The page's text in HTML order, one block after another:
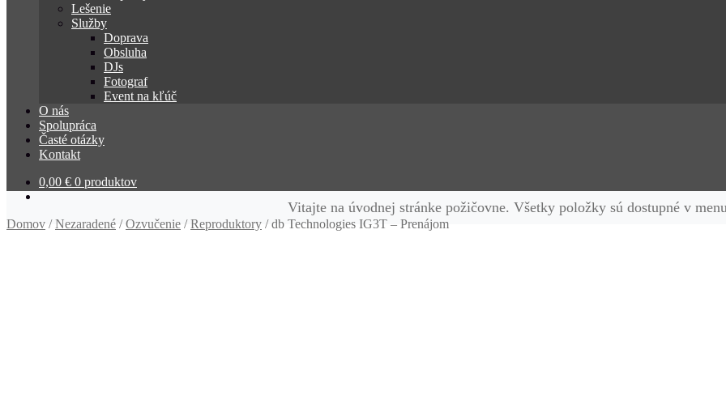
Lešenie
Služby
Doprava
Obsluha
DJs
Fotograf
Event na kľúč
O nás
Spolupráca
Časté otázky
Kontakt
0,00 € 0 produktov
Domov /Nezaradené /Ozvučenie /Reproduktory /db Technologies IG3T – Prenájom
Vitajte na úvodnej stránke požičovne. Všetky položky sú dostupné v